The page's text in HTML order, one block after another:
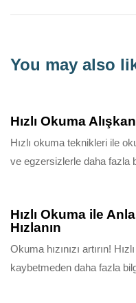
You may also
Hızlı Okuma
Hızlı okuma teknikleri ile
ve egzersizlerle daha fazla
Hızlı Okuma ile
Hızlanın
Okuma hızınızı artırın!
kaybetmeden daha fazla